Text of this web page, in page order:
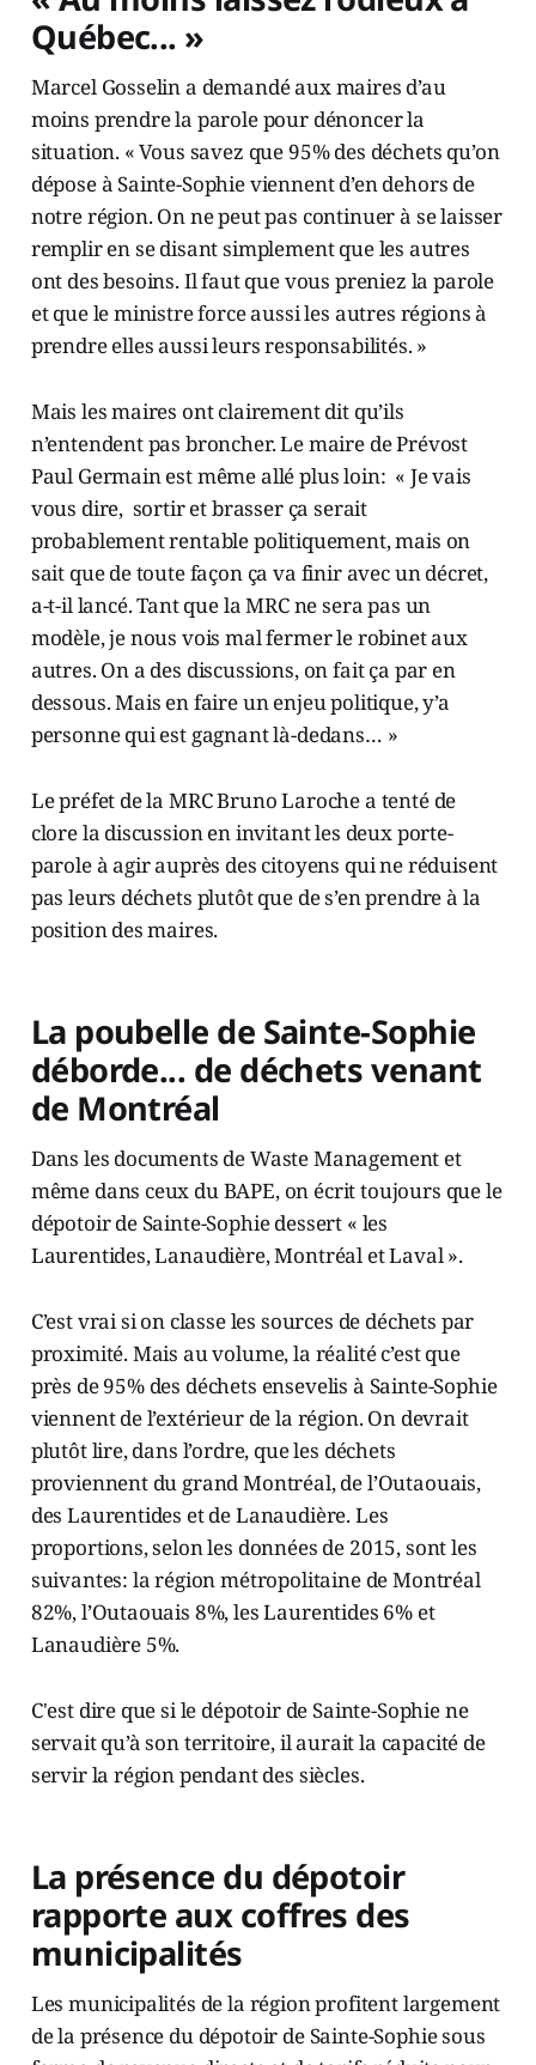
Québec... »
Marcel Gosselin a demandé aux maires d’au
moins prendre la parole pour dénoncer la
situation. « Vous savez que 95% des déchets qu’on
dépose à Sainte-Sophie viennent d’en dehors de
notre région. On ne peut pas continuer à se laisser
remplir en se disant simplement que les autres
ont des besoins. Il faut que vous preniez la parole
et que le ministre force aussi les autres régions à
prendre elles aussi leurs responsabilités. »
Mais les maires ont clairement dit qu’ils
n’entendent pas broncher. Le maire de Prévost
Paul Germain est même allé plus loin: « Je vais
vous dire, sortir et brasser ça serait
probablement rentable politiquement, mais on
sait que de toute façon ça va finir avec un décret,
a-t-il lancé. Tant que la MRC ne sera pas un
modèle, je nous vois mal fermer le robinet aux
autres. On a des discussions, on fait ça par en
dessous. Mais en faire un enjeu politique, y’a
personne qui est gagnant là-dedans… »
Le préfet de la MRC Bruno Laroche a tenté de
clore la discussion en invitant les deux porte-
parole à agir auprès des citoyens qui ne réduisent
pas leurs déchets plutôt que de s’en prendre à la
position des maires.
La poubelle de Sainte-Sophie
déborde... de déchets venant
de Montréal
Dans les documents de Waste Management et
même dans ceux du BAPE, on écrit toujours que le
dépotoir de Sainte-Sophie dessert « les
Laurentides, Lanaudière, Montréal et Laval ».
C’est vrai si on classe les sources de déchets par
proximité. Mais au volume, la réalité c’est que
près de 95% des déchets ensevelis à Sainte-Sophie
viennent de l’extérieur de la région. On devrait
plutôt lire, dans l’ordre, que les déchets
proviennent du grand Montréal, de l’Outaouais,
des Laurentides et de Lanaudière. Les
proportions, selon les données de 2015, sont les
suivantes: la région métropolitaine de Montréal
82%, l’Outaouais 8%, les Laurentides 6% et
Lanaudière 5%.
C'est dire que si le dépotoir de Sainte-Sophie ne
servait qu’à son territoire, il aurait la capacité de
servir la région pendant des siècles.
La présence du dépotoir
rapporte aux coffres des
municipalités
Les municipalités de la région profitent largement
de la présence du dépotoir de Sainte-Sophie sous